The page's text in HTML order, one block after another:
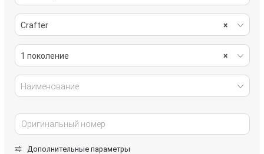
тормозная система ×
Crafter
×
1 поколение
Наименование
Дополнительные параметры